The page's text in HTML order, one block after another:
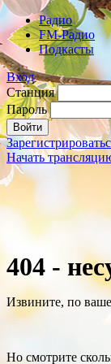
Радио
FM-Радио
Подкасты
Вход
Станция
Пароль
Начать
404 -
Извините, по
Но смотрите